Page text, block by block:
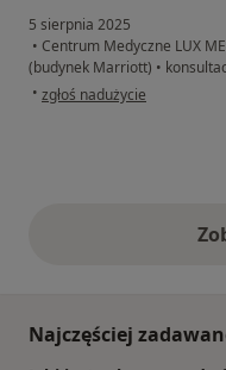
5 sierpnia 2025
• Centrum Medyczne LUX
(budynek Marriott) •
• w opinii użytkownika Sandra
zgłoś nadużycie
Najczęściej